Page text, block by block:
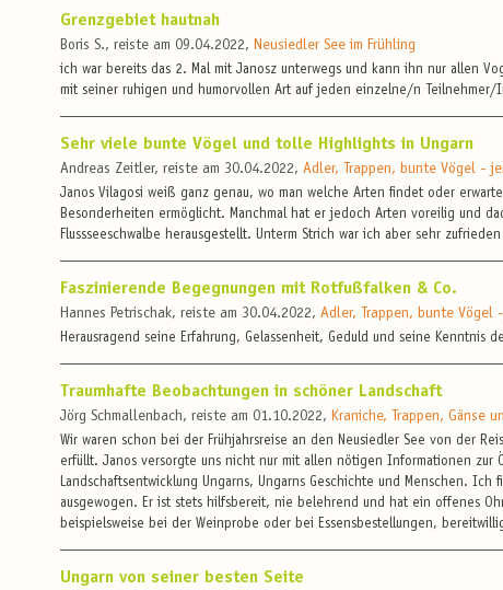
Grenzgebiet hautnah
Boris S., reiste am 09.04.2022, Neusiedler See im Frühling
ich war bereits das 2. Mal mit Janosz unterwegs und kann ihn nur allen
mit seiner ruhigen und humorvollen Art auf jeden einzelne/n Teilnehmer/
Sehr viele bunte Vögel und tolle Highlights in Ungarn
Andreas Zeitler, reiste am 30.04.2022, Adler, Trappen, bunte Vögel -
Janos Vilagosi weiß ganz genau, wo man welche Arten findet oder
Besonderheiten ermöglicht. Manchmal hat er jedoch Arten voreilig und
Flussseeschwalbe herausgestellt. Unterm Strich war ich aber sehr
Faszinierende Begegnungen mit Rotfußfalken & Co.
Hannes Petrischak, reiste am 30.04.2022, Adler, Trappen, bunte Vögel
Herausragend seine Erfahrung, Gelassenheit, Geduld und seine Kenntnis
Traumhafte Beobachtungen in schöner Landschaft
Jörg Schmallenbach, reiste am 01.10.2022, Kraniche, Trappen, Gänse
Wir waren schon bei der Frühjahrsreise an den Neusiedler See von der
erfüllt. Janos versorgte uns nicht nur mit allen nötigen Informationen
Landschaftsentwicklung Ungarns, Ungarns Geschichte und Menschen.
ausgewogen. Er ist stets hilfsbereit, nie belehrend und hat ein offenes
beispielsweise bei der Weinprobe oder bei Essensbestellungen,
Ungarn von seiner besten Seite